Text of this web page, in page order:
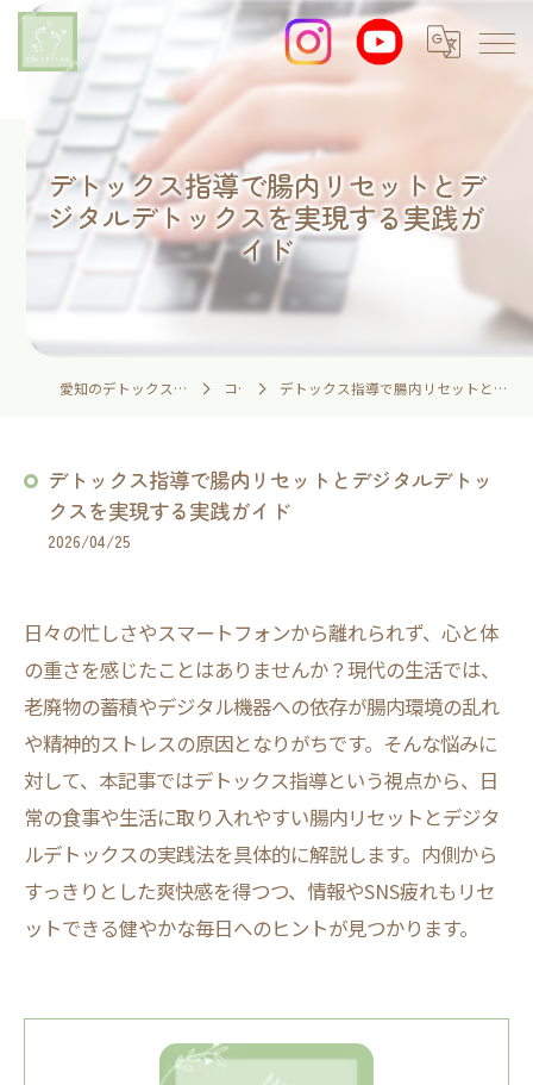
デトックス指導で腸内リセットとデ
ジタルデトックスを実現する実践ガ
イド
愛知のデトックスなら足湯とイネイトの家 コラム デトックス指導で腸内リセットとデジタルデトックスを実現する実践ガイド
デトックス指導で腸内リセットとデジタルデトッ
クスを実現する実践ガイド
2026/04/25
日々の忙しさやスマートフォンから離れられず、心と体
の重さを感じたことはありませんか？現代の生活では、
老廃物の蓄積やデジタル機器への依存が腸内環境の乱れ
や精神的ストレスの原因となりがちです。そんな悩みに
対して、本記事ではデトックス指導という視点から、日
常の食事や生活に取り入れやすい腸内リセットとデジタ
ルデトックスの実践法を具体的に解説します。内側から
すっきりとした爽快感を得つつ、情報やSNS疲れもリセ
ットできる健やかな毎日へのヒントが見つかります。